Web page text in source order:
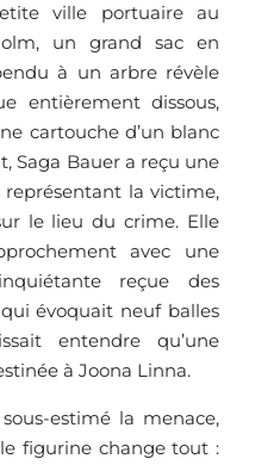
ville portuaire au
un grand sac en
à un arbre révèle
entièrement dissous,
cartouche d’un blanc
Saga Bauer a reçu une
la victime,
le lieu du crime. Elle
avec une
reçue des
évoquait neuf balles
entendre qu’une
à Joona Linna.
estimé la menace,
figurine change tout :